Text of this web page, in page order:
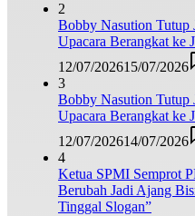
2
Bobby Nasution Tutup
Upacara Berangkat ke
12/07/202615/07/2026
3
Bobby Nasution Tutup
Upacara Berangkat ke
12/07/202614/07/2026
4
Ketua SPMI Semprot
Berubah Jadi Ajang
Tinggal Slogan”